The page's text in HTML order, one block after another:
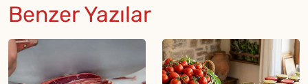
Benzer Yazılar